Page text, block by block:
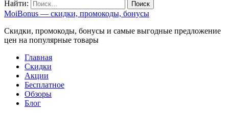
Найти:
MoiBonus — скидки, промокоды, бонусы
Скидки, промокоды, бонусы и самые выгодные предложение
цен на популярные товары
Главная
Скидки
Акции
Бесплатное
Обзоры
Блог